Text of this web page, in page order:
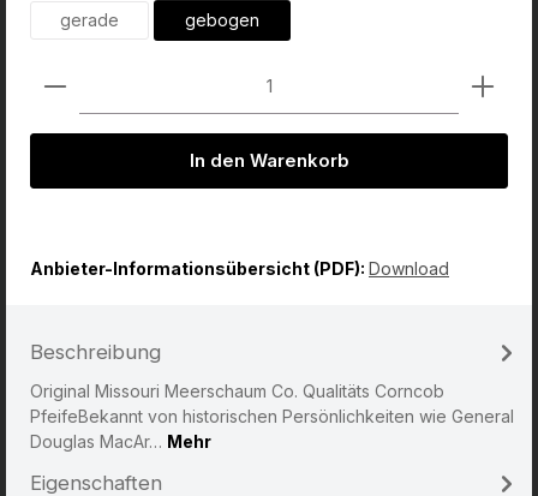
gerade gebogen
Produkt Anzahl: Gib den gewünschten Wert ein
In den Warenkorb
Anbieter-Informationsübersicht (PDF): Download
Beschreibung
Original Missouri Meerschaum Co. Qualitäts Corncob
PfeifeBekannt von historischen Persönlichkeiten wie General
Douglas MacAr… Mehr
Eigenschaften